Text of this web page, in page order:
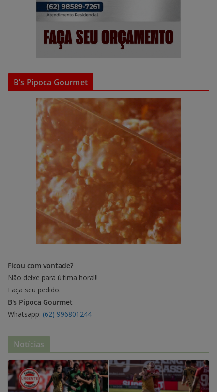
B’s Pipoca Gourmet
Ficou com vontade?
Não deixe para última hora!!!
Faça seu pedido.
B's Pipoca Gourmet
Whatsapp: (62) 996801244
Notícias